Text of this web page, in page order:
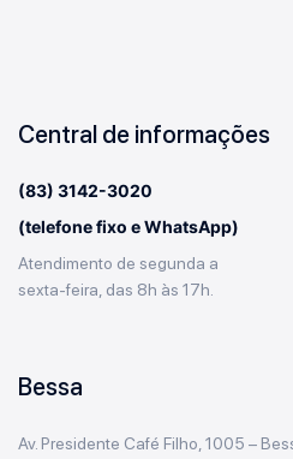
Central de informações
(83) 3142-3020
(telefone fixo e WhatsApp)
Atendimento de segunda a
sexta-feira, das 8h às 17h.
Bessa
Av. Presidente Café Filho, 1005 –